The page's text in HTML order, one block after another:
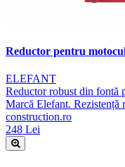
Reductor pentru
ELEFANT
Reductor robust din fontă
Marcă Elefant. Rezistență
construction.ro
248 Lei